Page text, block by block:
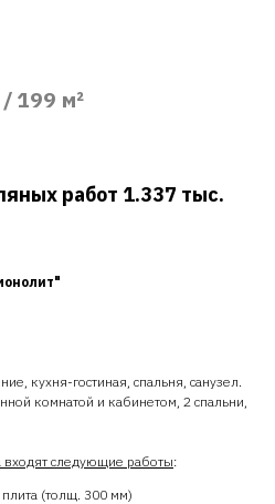
/ 199 м²
работ 1.337 тыс.
кухня-гостиная, спальня, санузел.
комнатой и кабинетом, 2 спальни,
следующие работы:
(толщ. 300 мм)